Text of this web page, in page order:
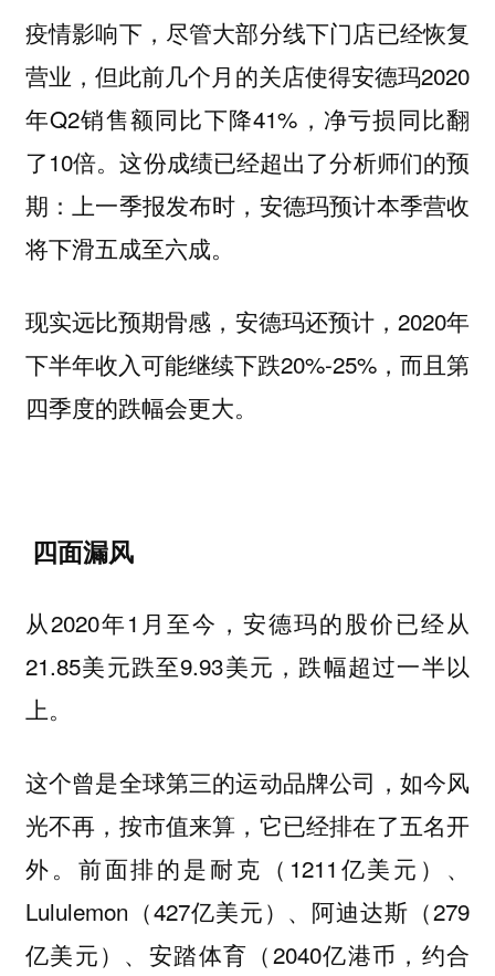
疫情影响下，尽管大部分线下门店已经恢复
营业，但此前几个月的关店使得安德玛2020
年Q2销售额同比下降41%，净亏损同比翻
了10倍。这份成绩已经超出了分析师们的预
期：上一季报发布时，安德玛预计本季营收
将下滑五成至六成。
现实远比预期骨感，安德玛还预计，2020年
下半年收入可能继续下跌20%-25%，而且第
四季度的跌幅会更大。
四面漏风
从2020年1月至今，安德玛的股价已经从
21.85美元跌至9.93美元，跌幅超过一半以
上。
这个曾是全球第三的运动品牌公司，如今风
光不再，按市值来算，它已经排在了五名开
外。前面排的是耐克（1211亿美元）、
Lululemon（427亿美元）、阿迪达斯（279
亿美元）、安踏体育（2040亿港币，约合